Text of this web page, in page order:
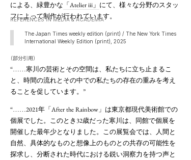
による、緑豊かな 「Atelier iii」 にて、様々な分野のスタッ
フによって制作が行われています。
REFERENCES IN MEDIA & ACADEMIA
The Japan Times weekly edition (print) / The New York Times
International Weekly Edition (print), 2025
（部分引用）
“……寒川の芸術とその空間は、私たちに立ち止まるこ
と、時間の流れとその中での私たちの存在の重みを考え
ることを促しています。”
“
2021年「After the Rainbow」は東京都現代美術館での
個展でした。このとき32歳だった寒川は、同館で個展を
開催した最年少となりました。この展覧会では、人間と
自然、具体的なものと想像上のものとの共存の可能性を
探求し、分断された時代における鋭い洞察力を持つ声と